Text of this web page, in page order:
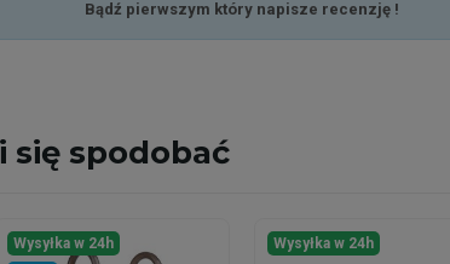
Bądź pierwszym który napisze recenzję !
spodobać
Wysyłka w 24h
Wysyłka w 24h